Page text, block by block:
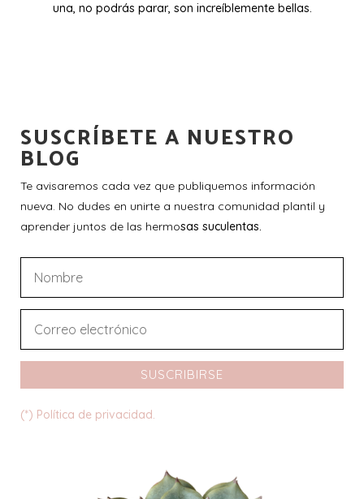
una, no podrás parar, son increíblemente bellas.
SUSCRÍBETE A NUESTRO
BLOG
Te avisaremos cada vez que publiquemos información
nueva. No dudes en unirte a nuestra comunidad plantil y
aprender juntos de las hermosas suculentas.
SUSCRIBIRSE
(*) Política de privacidad.